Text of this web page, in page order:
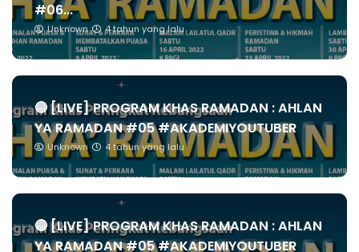
#06...
Unknown 4 tahun yang lalu
🔴 [LIVE] PROGRAM KHAS RAMADAN : AHLAN
YA RAMADAN #05 #AKADEMIYOUTUBER
Unknown 4 tahun yang lalu
🔴 [LIVE] PROGRAM KHAS RAMADAN : AHLAN
YA RAMADAN #05 #AKADEMIYOUTUBER